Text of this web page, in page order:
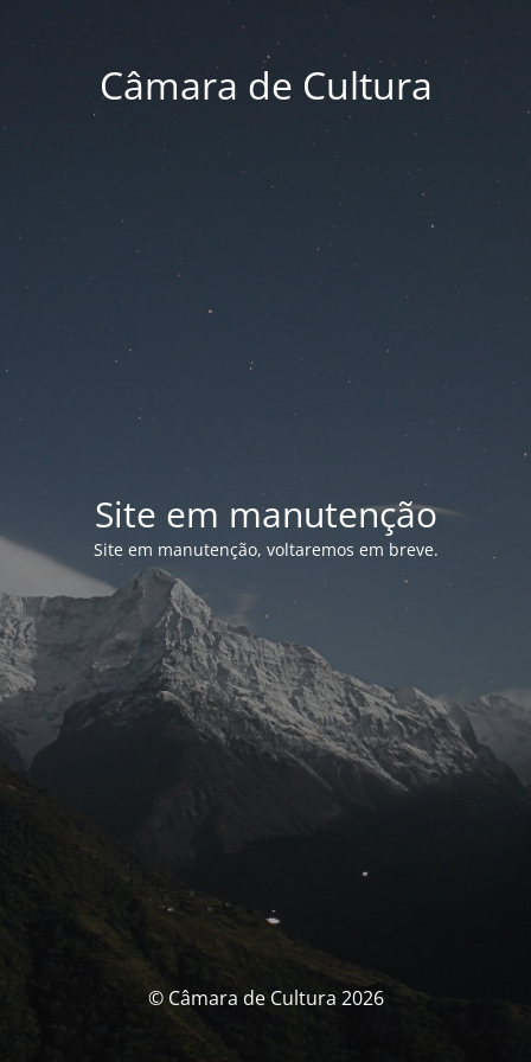
Câmara de Cultura
Site em manutenção
Site em manutenção, voltaremos em breve.
© Câmara de Cultura 2026